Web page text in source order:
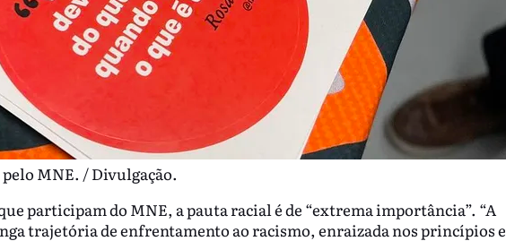
MNE. / Divulgação.
participam do MNE, a pauta racial é de “extrema importância”. “A
trajetória de enfrentamento ao racismo, enraizada nos princípios e